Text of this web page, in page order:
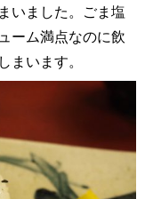
いました。ごま塩
ーム満点なのに飲
います。